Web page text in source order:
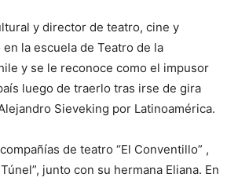
y director de teatro, cine y
la escuela de Teatro de la
y se le reconoce como el impusor
luego de traerlo tras irse de gira
Sieveking por Latinoamérica.
de teatro “El Conventillo” ,
junto con su hermana Eliana. En